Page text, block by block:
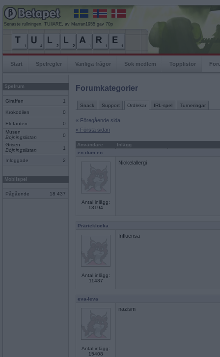
Senaste rullningen, TUllARE, av Marran1955 gav 70p
Start Spelregler Vanliga frågor Sök medlem Topplistor
Spelrum
Giraffen 1
Krokodilen 0
Elefanten
0
Musen
Böjningslistan
0
Grisen
Böjningslistan
1
Inloggade 2
Mobilspel
Pågående 18 437
Forumkategorier
Snack Support Ordlekar IRL-spel Turneringar
« Föregående sida
« Första sidan
Användare
Inlägg
en dum en
Antal inlägg:
13194
Nickelallergi
Prärieklocka
Antal inlägg:
11487
Influensa
eva-leva
Antal inlägg:
15408
nazism